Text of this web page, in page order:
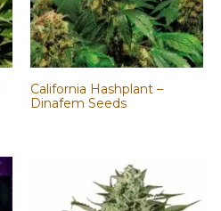
California Hashplant –
Dinafem Seeds